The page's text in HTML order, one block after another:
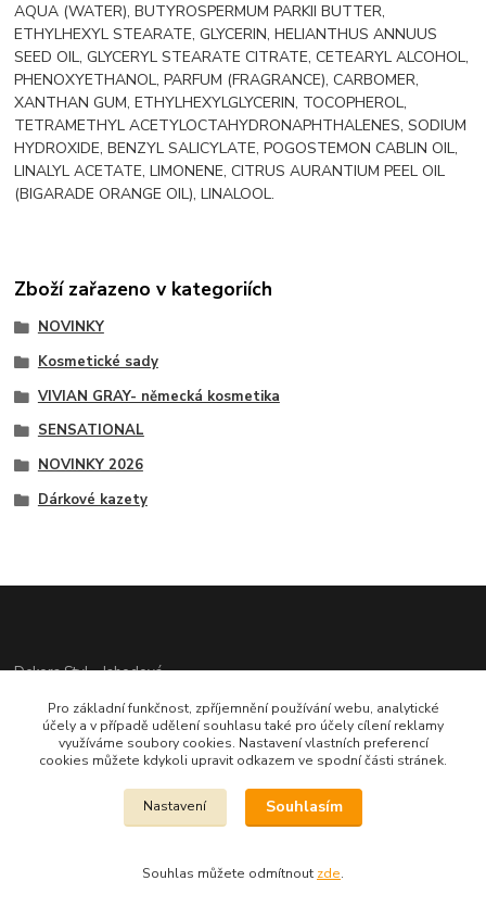
AQUA (WATER), BUTYROSPERMUM PARKII BUTTER,
ETHYLHEXYL STEARATE, GLYCERIN, HELIANTHUS ANNUUS
SEED OIL, GLYCERYL STEARATE CITRATE, CETEARYL ALCOHOL,
PHENOXYETHANOL, PARFUM (FRAGRANCE), CARBOMER,
XANTHAN GUM, ETHYLHEXYLGLYCERIN, TOCOPHEROL,
TETRAMETHYL ACETYLOCTAHYDRONAPHTHALENES, SODIUM
HYDROXIDE, BENZYL SALICYLATE, POGOSTEMON CABLIN OIL,
LINALYL ACETATE, LIMONENE, CITRUS AURANTIUM PEEL OIL
(BIGARADE ORANGE OIL), LINALOOL.
Zboží zařazeno v kategoriích
NOVINKY
Kosmetické sady
VIVIAN GRAY- německá kosmetika
SENSATIONAL
NOVINKY 2026
Dárkové kazety
Dekora Styl - Jahodová
Jahodová Veronika
721312944
info@zbozi-darky.cz
Pro základní funkčnost, zpříjemnění používání webu, analytické
účely a v případě udělení souhlasu také pro účely cílení reklamy
využíváme soubory cookies. Nastavení vlastních preferencí
cookies můžete kdykoli upravit odkazem ve spodní části stránek.
Nastavení Souhlasím
Souhlas můžete odmítnout zde.